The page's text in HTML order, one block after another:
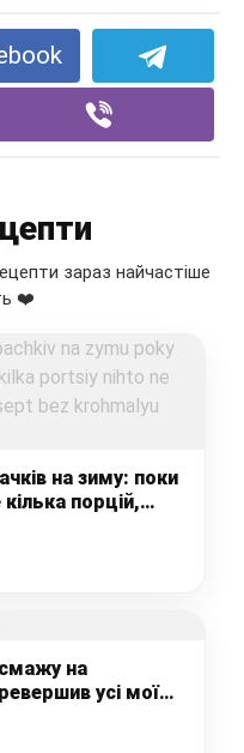
зараз найчастіше
❤️
на зиму: поки
порцій,
він, рецепт
смажу на
усі мої
хочеться